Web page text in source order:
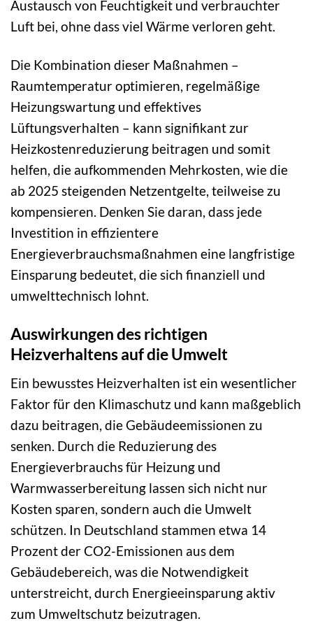
Austausch von Feuchtigkeit und verbrauchter
Luft bei, ohne dass viel Wärme verloren geht.
Die Kombination dieser Maßnahmen –
Raumtemperatur optimieren, regelmäßige
Heizungswartung und effektives
Lüftungsverhalten – kann signifikant zur
Heizkostenreduzierung beitragen und somit
helfen, die aufkommenden Mehrkosten, wie die
ab 2025 steigenden Netzentgelte, teilweise zu
kompensieren. Denken Sie daran, dass jede
Investition in effizientere
Energieverbrauchsmaßnahmen eine langfristige
Einsparung bedeutet, die sich finanziell und
umwelttechnisch lohnt.
Auswirkungen des richtigen
Heizverhaltens auf die Umwelt
Ein bewusstes Heizverhalten ist ein wesentlicher
Faktor für den Klimaschutz und kann maßgeblich
dazu beitragen, die Gebäudeemissionen zu
senken. Durch die Reduzierung des
Energieverbrauchs für Heizung und
Warmwasserbereitung lassen sich nicht nur
Kosten sparen, sondern auch die Umwelt
schützen. In Deutschland stammen etwa 14
Prozent der CO2-Emissionen aus dem
Gebäudebereich, was die Notwendigkeit
unterstreicht, durch Energieeinsparung aktiv
zum Umweltschutz beizutragen.